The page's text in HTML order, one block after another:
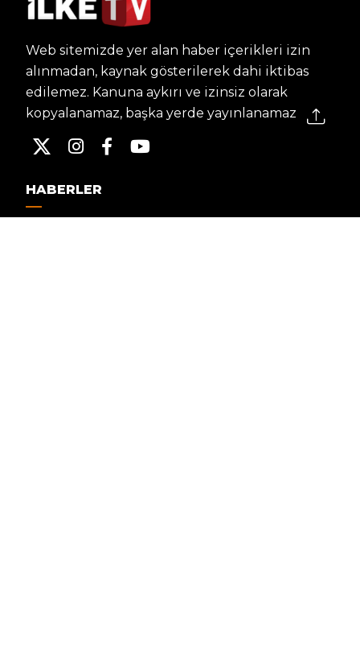
Web sitemizde yer alan haber içerikleri izin
alınmadan, kaynak gösterilerek dahi iktibas
edilemez. Kanuna aykırı ve izinsiz olarak
kopyalanamaz, başka yerde yayınlanamaz.
HABERLER